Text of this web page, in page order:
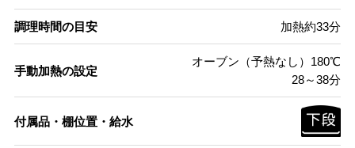
調理時間の目安 加熱約33分
手動加熱の設定
オーブン（予熱なし）180℃
28～38分
付属品・棚位置・給水